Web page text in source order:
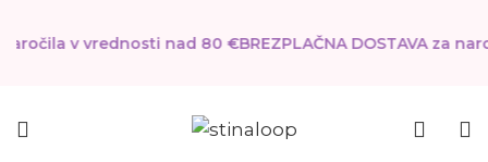
naročila v vrednosti nad 80 €BREZPLAČNA DOSTAVA za